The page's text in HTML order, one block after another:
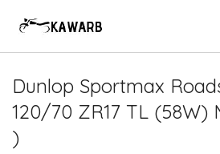
Dunlop Sportmax
120/70 ZR17 TL (58W)
)